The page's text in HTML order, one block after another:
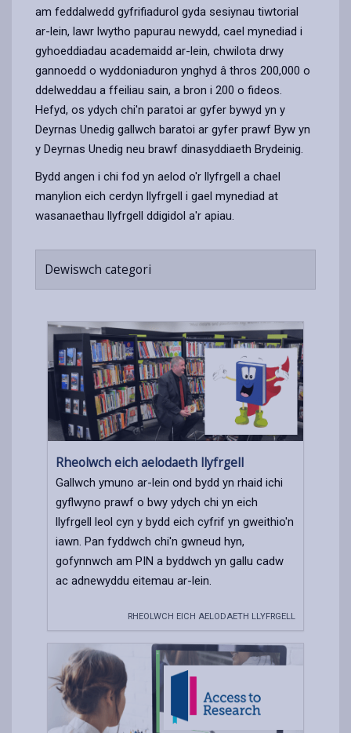
tab
am feddalwedd gyfrifiadurol gyda sesiynau tiwtorial
ar-lein, lawr lwytho papurau newydd, cael mynediad i
gyhoeddiadau academaidd ar-lein, chwilota drwy
gannoedd o wyddoniaduron ynghyd â thros 200,000 o
ddelweddau a ffeiliau sain, a bron i 200 o fideos.
Hefyd, os ydych chi'n paratoi ar gyfer bywyd yn y
Deyrnas Unedig gallwch baratoi ar gyfer prawf Byw yn
y Deyrnas Unedig neu brawf dinasyddiaeth Brydeinig.
Bydd angen i chi fod yn aelod o'r llyfrgell a chael
manylion eich cerdyn llyfrgell i gael mynediad at
wasanaethau llyfrgell ddigidol a'r apiau.
Dewiswch categori
Rheolwch eich aelodaeth llyfrgell
Gallwch ymuno ar-lein ond bydd yn rhaid ichi
gyflwyno prawf o bwy ydych chi yn eich
llyfrgell leol cyn y bydd eich cyfrif yn gweithio'n
iawn. Pan fyddwch chi'n gwneud hyn,
gofynnwch am PIN a byddwch yn gallu cadw
ac adnewyddu eitemau ar-lein.
RHEOLWCH EICH AELODAETH LLYFRGELL